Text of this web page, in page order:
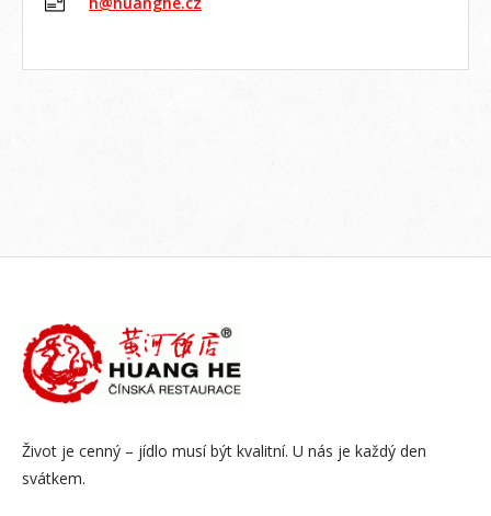
Život je cenný – jídlo musí být kvalitní. U nás je každý den
svátkem.